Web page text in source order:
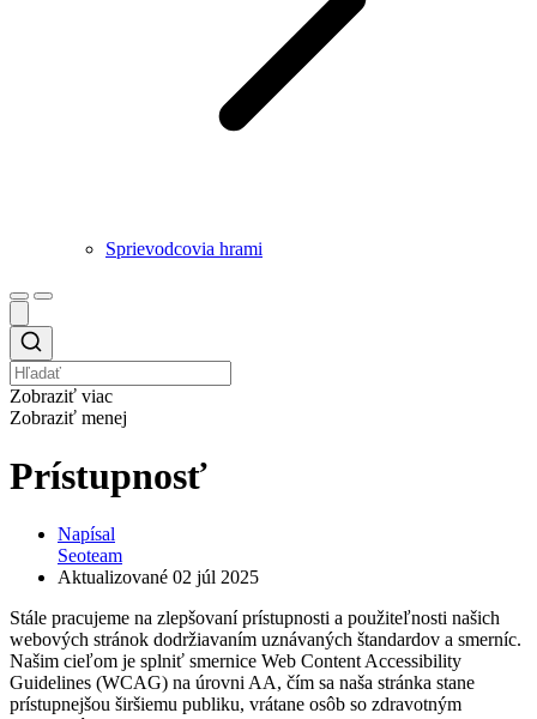
Sprievodcovia hrami
Zobraziť viac
Zobraziť menej
Prístupnosť
Napísal
Seoteam
Aktualizované 02 júl 2025
Stále pracujeme na zlepšovaní prístupnosti a použiteľnosti našich
webových stránok dodržiavaním uznávaných štandardov a smerníc.
Našim cieľom je splniť smernice Web Content Accessibility
Guidelines (WCAG) na úrovni AA, čím sa naša stránka stane
prístupnejšou širšiemu publiku, vrátane osôb so zdravotným